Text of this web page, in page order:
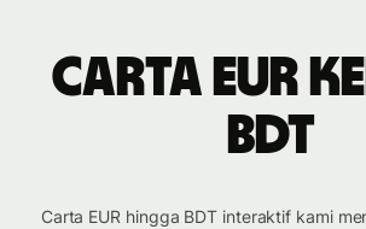
Carta EUR
BDT
Carta EUR hingga BDT interaktif kami